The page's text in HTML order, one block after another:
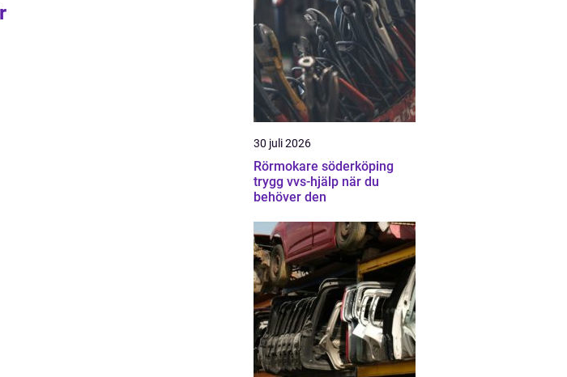
30 juli 2026
Rörmokare söderköping
trygg vvs-hjälp när du
behöver den